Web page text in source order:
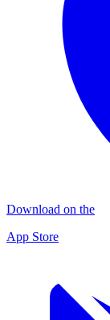
Download on the
App Store